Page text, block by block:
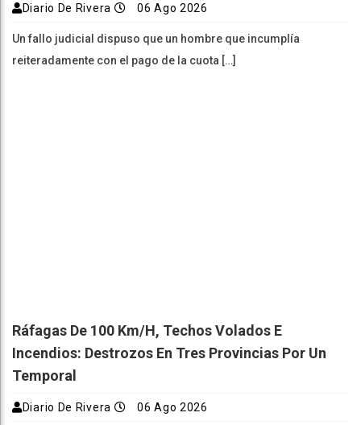
Diario De Rivera 06 Ago 2026
Un fallo judicial dispuso que un hombre que incumplía
reiteradamente con el pago de la cuota […]
Ráfagas De 100 Km/h, Techos Volados E
Incendios: Destrozos En Tres Provincias Por Un
Temporal
Diario De Rivera 06 Ago 2026